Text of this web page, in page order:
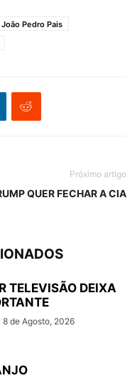
Pedro Pais
Próximo artigo
QUER FECHAR A CIA
TELEVISÃO DEIXA
8 de Agosto, 2026